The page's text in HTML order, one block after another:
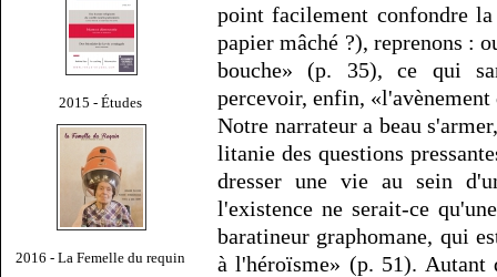
2015 - Études
2016 - La Femelle du requin
point facilement confondre
papier mâché ?), reprenons :
bouche» (p. 35), ce qui
percevoir, enfin, «l'avènement
Notre narrateur a beau
litanie des questions
dresser une vie au sein
l'existence ne serait-ce
baratineur graphomane, qui
à l'héroïsme» (p. 51). Autant